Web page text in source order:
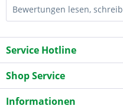
Bewertungen lesen,
Service Hotline
Shop Service
Informationen